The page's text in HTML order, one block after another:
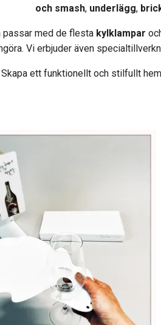
och smash, underlägg,
passar med de flesta kylklampar
Vi erbjuder även
Skapa ett funktionellt och stilfullt